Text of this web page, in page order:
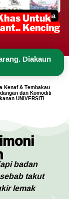
Untuk
Kencing
Diakaun
Kenaf & Tembakau
dan Komoditi
UNIVERSITI
badan
takut
lemak